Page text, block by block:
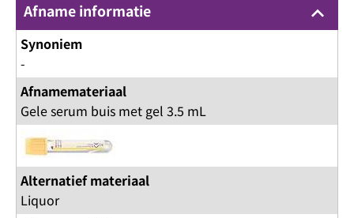
Afname informatie keyboard_arrow_up
Synoniem
-
Afnamemateriaal
Gele serum buis met gel 3.5 mL
Alternatief materiaal
Liquor